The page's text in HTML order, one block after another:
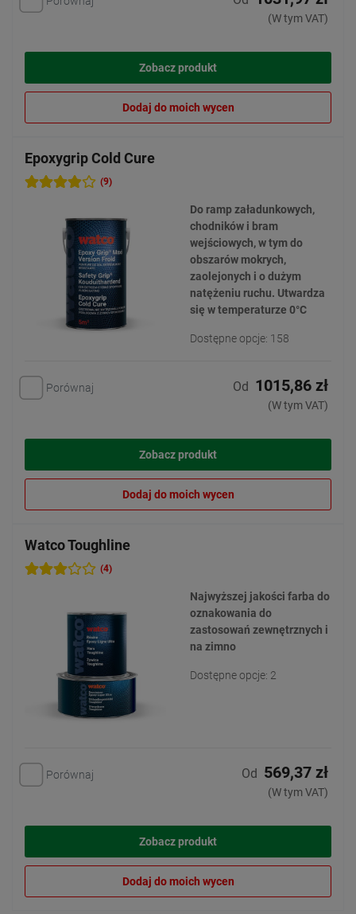
(W tym VAT)
Zobacz produkt
Dodaj do moich wycen
Epoxygrip Cold Cure
(9)
Do ramp załadunkowych,
chodników i bram
wejściowych, w tym do
obszarów mokrych,
zaolejonych i o dużym
natężeniu ruchu. Utwardza
się w temperaturze 0°C
Dostępne opcje: 158
Porównaj Od 1015,86 zł
(W tym VAT)
Zobacz produkt
Dodaj do moich wycen
Watco Toughline
(4)
Najwyższej jakości farba do
oznakowania do
zastosowań zewnętrznych i
na zimno
Dostępne opcje: 2
Porównaj Od 569,37 zł
(W tym VAT)
Zobacz produkt
Dodaj do moich wycen